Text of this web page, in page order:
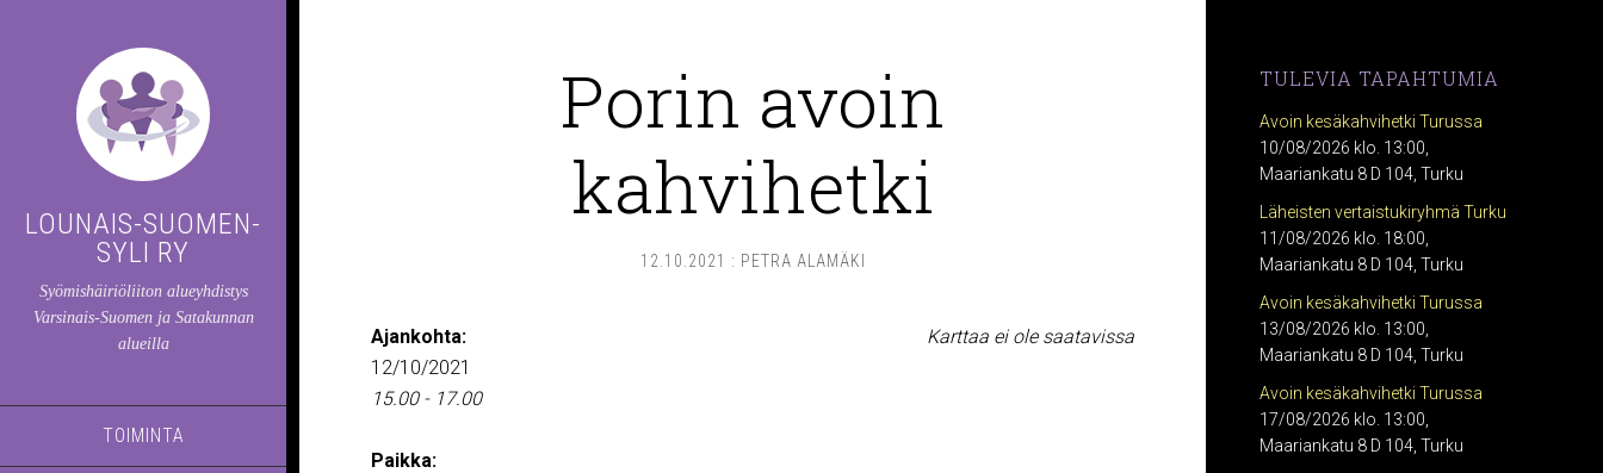
LOUNAIS-SUOMEN-
SYLI RY
Syömishäiriöliiton alueyhdistys
Varsinais-Suomen ja Satakunnan
alueilla
TOIMINTA
Porin avoin
kahvihetki
12.10.2021 : PETRA ALAMÄKI
Karttaa ei ole saatavissa
Ajankohta:
12/10/2021
15.00 - 17.00
Paikka:
TULEVIA TAPAHTUMIA
Avoin kesäkahvihetki Turussa
10/08/2026 klo. 13:00,
Maariankatu 8 D 104, Turku
Läheisten vertaistukiryhmä Turku
11/08/2026 klo. 18:00,
Maariankatu 8 D 104, Turku
Avoin kesäkahvihetki Turussa
13/08/2026 klo. 13:00,
Maariankatu 8 D 104, Turku
Avoin kesäkahvihetki Turussa
17/08/2026 klo. 13:00,
Maariankatu 8 D 104, Turku